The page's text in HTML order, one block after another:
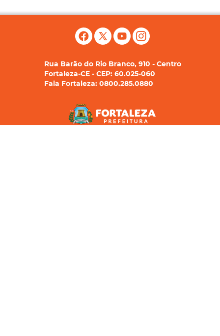
Rua Barão do Rio Branco, 910 - Centro
Fortaleza-CE - CEP: 60.025-060
Fala Fortaleza: 0800.285.0880